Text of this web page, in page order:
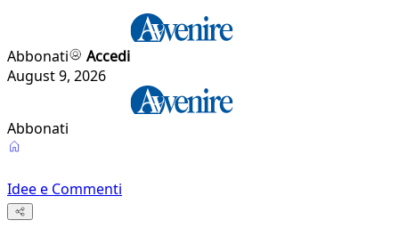
Abbonati
Accedi
August 9, 2026
Abbonati
Idee e Commenti